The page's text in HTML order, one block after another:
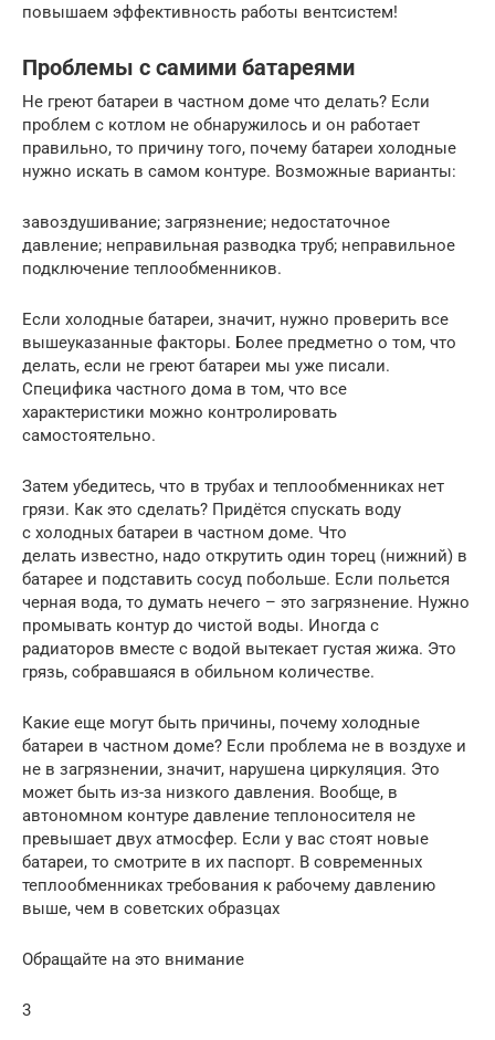
повышаем эффективность работы вентсистем!
Проблемы с самими батареями
Не греют батареи в частном доме что делать? Если
проблем с котлом не обнаружилось и он работает
правильно, то причину того, почему батареи холодные
нужно искать в самом контуре. Возможные варианты:
завоздушивание; загрязнение; недостаточное
давление; неправильная разводка труб; неправильное
подключение теплообменников.
Если холодные батареи, значит, нужно проверить все
вышеуказанные факторы. Более предметно о том, что
делать, если не греют батареи мы уже писали.
Специфика частного дома в том, что все
характеристики можно контролировать
самостоятельно.
Затем убедитесь, что в трубах и теплообменниках нет
грязи. Как это сделать? Придётся спускать воду
с холодных батареи в частном доме. Что
делать известно, надо открутить один торец (нижний) в
батарее и подставить сосуд побольше. Если польется
черная вода, то думать нечего – это загрязнение. Нужно
промывать контур до чистой воды. Иногда с
радиаторов вместе с водой вытекает густая жижа. Это
грязь, собравшаяся в обильном количестве.
Какие еще могут быть причины, почему холодные
батареи в частном доме? Если проблема не в воздухе и
не в загрязнении, значит, нарушена циркуляция. Это
может быть из-за низкого давления. Вообще, в
автономном контуре давление теплоносителя не
превышает двух атмосфер. Если у вас стоят новые
батареи, то смотрите в их паспорт. В современных
теплообменниках требования к рабочему давлению
выше, чем в советских образцах
Обращайте на это внимание
3